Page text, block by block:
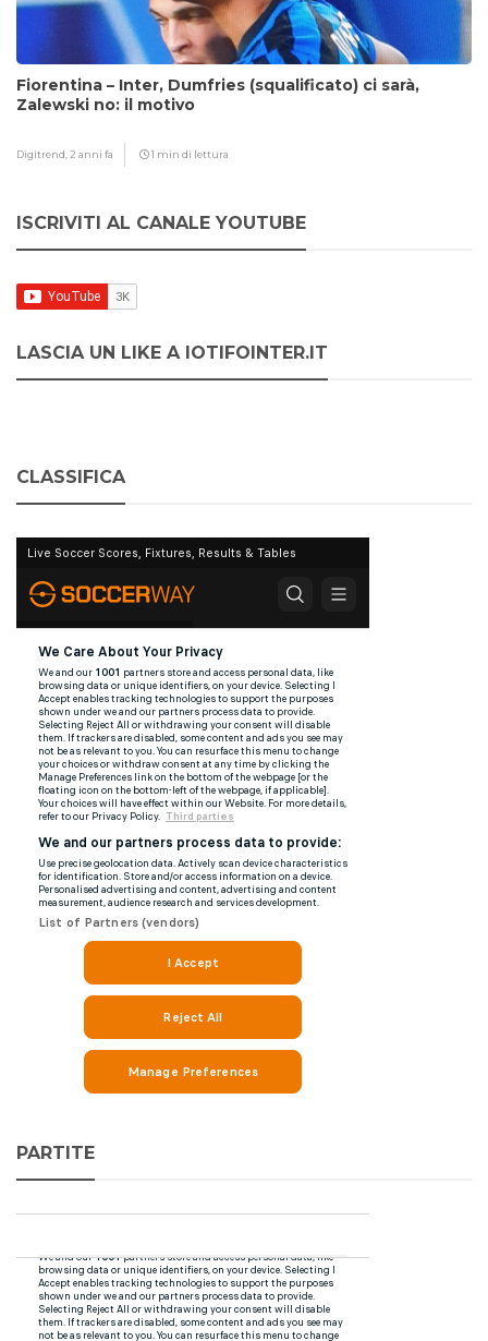
Fiorentina – Inter, Dumfries (squalificato) ci sarà,
Zalewski no: il motivo
Digitrend, 2 anni fa 1 min di lettura
ISCRIVITI AL CANALE YOUTUBE
LASCIA UN LIKE A IOTIFOINTER.IT
CLASSIFICA
PARTITE